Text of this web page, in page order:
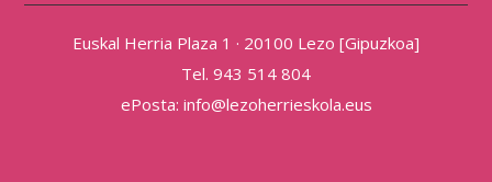
Euskal Herria Plaza 1 · 20100 Lezo [Gipuzkoa]
Tel. 943 514 804
ePosta: info@lezoherrieskola.eus